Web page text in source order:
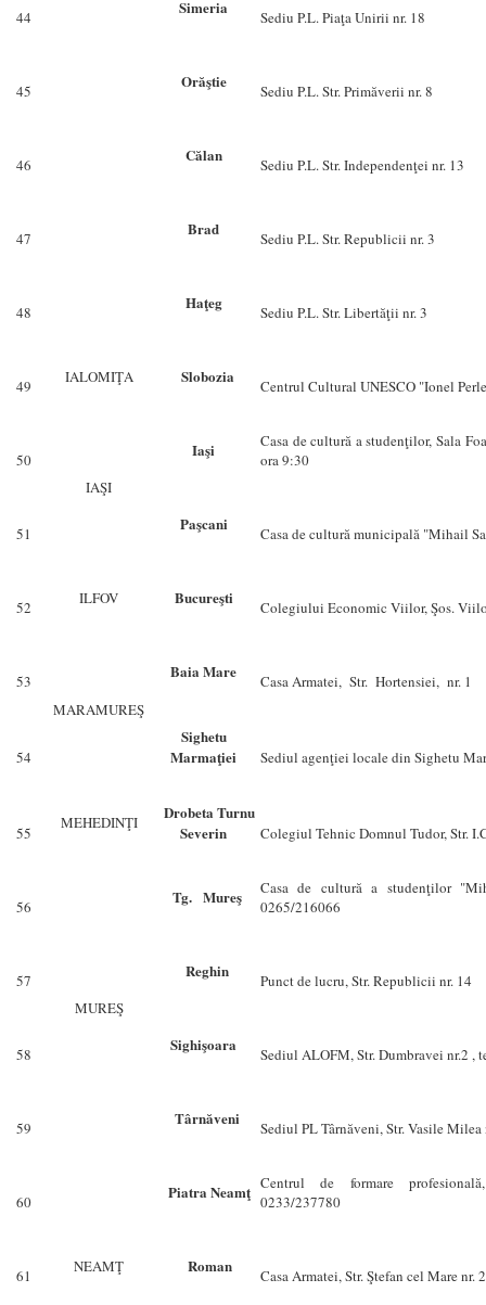
44 Simeria Sediu P.L. Piaţa Unirii nr. 18
45 Orăştie Sediu P.L. Str. Primăverii nr. 8
46 Călan Sediu P.L. Str. Independenţei
47 Brad Sediu P.L. Str. Republicii nr. 3
48 Haţeg Sediu P.L. Str. Libertăţii nr. 3
49 IALOMIŢA Slobozia Centrul Cultural UNESCO "Ionel
50
IAŞI
Iaşi
Casa de cultură a studenţilor, Sala
ora 9:30
51 Paşcani Casa de cultură municipală "Mihail
52 ILFOV Bucureşti Colegiului Economic Viilor, Şos.
53
MARAMUREŞ
Baia Mare Casa Armatei, Str. Hortensiei, nr. 1
54
Sighetu
Marmaţiei
Sediul agenţiei locale din Sighetu
55
MEHEDINŢI
Drobeta Turnu
Severin
Colegiul Tehnic Domnul Tudor, Str.
56
MUREŞ
Tg. Mureş
Casa de cultură a studenţilor
0265/216066
57 Reghin Punct de lucru, Str. Republicii nr. 14
58 Sighişoara Sediul ALOFM, Str. Dumbravei nr.2 ,
59 Târnăveni Sediul PL Târnăveni, Str. Vasile
60
NEAMŢ
Piatra Neamţ Centrul de formare
0233/
61 Roman Casa Armatei, Str. Ştefan cel Mare nr.